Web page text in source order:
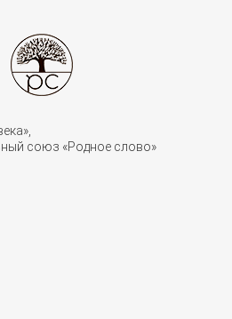
союз «Родное слово»